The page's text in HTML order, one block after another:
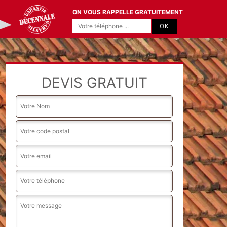
ON VOUS RAPPELLE GRATUITEMENT
DEVIS GRATUIT